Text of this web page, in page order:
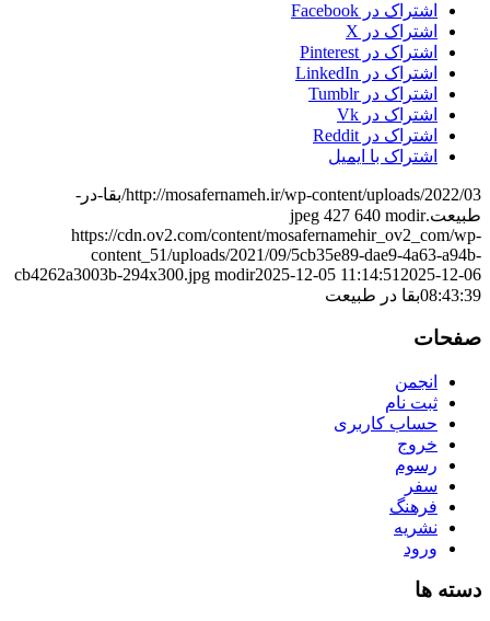
اشتراک در Facebook
اشتراک در X
اشتراک در Pinterest
اشتراک در LinkedIn
اشتراک در Tumblr
اشتراک در Vk
اشتراک در Reddit
اشتراک با ایمیل
http://mosafernameh.ir/wp-content/uploads/2022/03/بقا-در-
طبیعت.jpeg
427 640 modir
https://cdn.ov2.com/content/mosafernamehir_ov2_com/wp-
content_51/uploads/2021/09/5cb35e89-dae9-4a63-a94b-
cb4262a3003b-294x300.jpg modir2025-12-05 11:14:51 2025-12-06
08:43:39بقا در طبیعت
صفحات
انجمن
ثبت نام
حساب کاربری
خروج
رسوم
سفر
فرهنگ
نشریه
ورود
دسته ها